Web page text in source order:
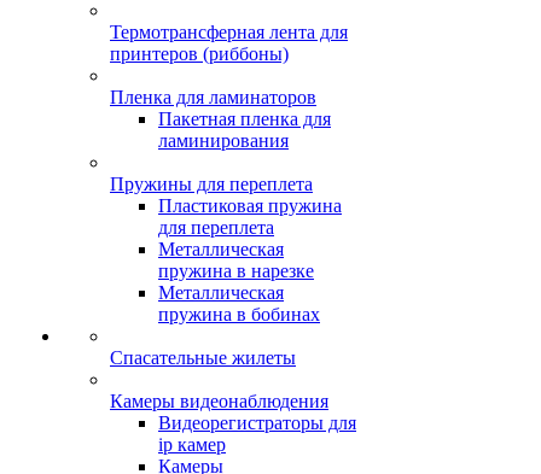
Термотрансферная лента для
принтеров (риббоны)
Пленка для ламинаторов
Пакетная пленка для
ламинирования
Пружины для переплета
Пластиковая пружина
для переплета
Металлическая
пружина в нарезке
Металлическая
пружина в бобинах
Спасательные жилеты
Камеры видеонаблюдения
Видеорегистраторы для
ip камер
Камеры